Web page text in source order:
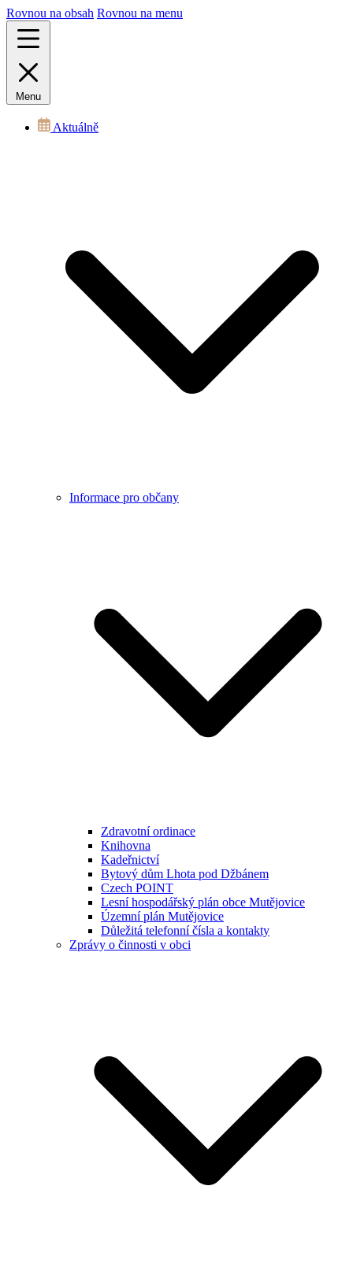
Rovnou na obsah Rovnou na menu
Menu
Aktuálně
Informace pro občany
Zdravotní ordinace
Knihovna
Kadeřnictví
Bytový dům Lhota pod Džbánem
Czech POINT
Lesní hospodářský plán obce Mutějovice
Územní plán Mutějovice
Důležitá telefonní čísla a kontakty
Zprávy o činnosti v obci